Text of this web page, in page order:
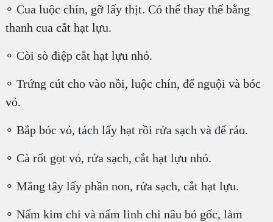
∘ Cua luộc chín, gỡ lấy thịt. Có thể thay thế bằng
thanh cua cắt hạt lựu.
∘ Còi sò điệp cắt hạt lựu nhỏ.
∘ Trứng cút cho vào nồi, luộc chín, để nguội và bóc
vỏ.
∘ Bắp bóc vỏ, tách lấy hạt rồi rửa sạch và để ráo.
∘ Cà rốt gọt vỏ, rửa sạch, cắt hạt lựu nhỏ.
∘ Măng tây lấy phần non, rửa sạch, cắt hạt lựu.
∘ Nấm kim chi và nấm linh chi nâu bỏ gốc, làm